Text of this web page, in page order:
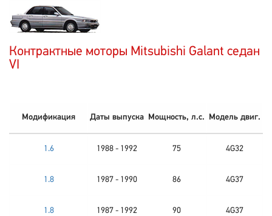
Контрактные моторы Mitsubishi Galant седан
VI
Модификация Даты выпуска Мощность, л.с. Модель двиг.
1.6 1988 - 1992 75 4G32
1.8 1987 - 1990 86 4G37
1.8 1987 - 1992 90 4G37